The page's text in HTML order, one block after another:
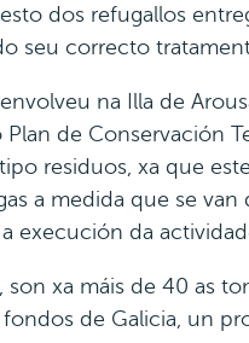
dos refugallos
seu correcto
na Illa de
de Conservación
residuos, xa que
a medida que se van
execución da
xa máis de 40 as
de Galicia, un